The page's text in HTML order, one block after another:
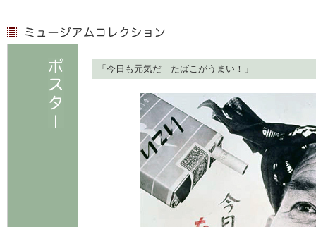
「今日も元気だ たばこがうまい！」